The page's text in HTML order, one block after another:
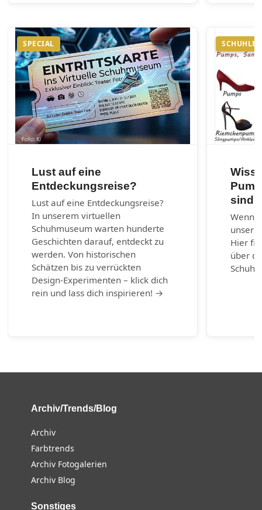
SPECIAL
Lust auf eine
Entdeckungsreise?
Lust auf eine Entdeckungsreise?
In unserem virtuellen
Schuhmuseum warten hunderte
Geschichten darauf, entdeckt zu
werden. Von historischen
Schätzen bis zu verrückten
Design-Experimenten – klick dich
rein und lass dich inspirieren! →
sind?
Wenn
Hier
über
Archiv/Trends/Blog
Archiv
Farbtrends
Archiv Fotogalerien
Archiv Blog
Sonstiges